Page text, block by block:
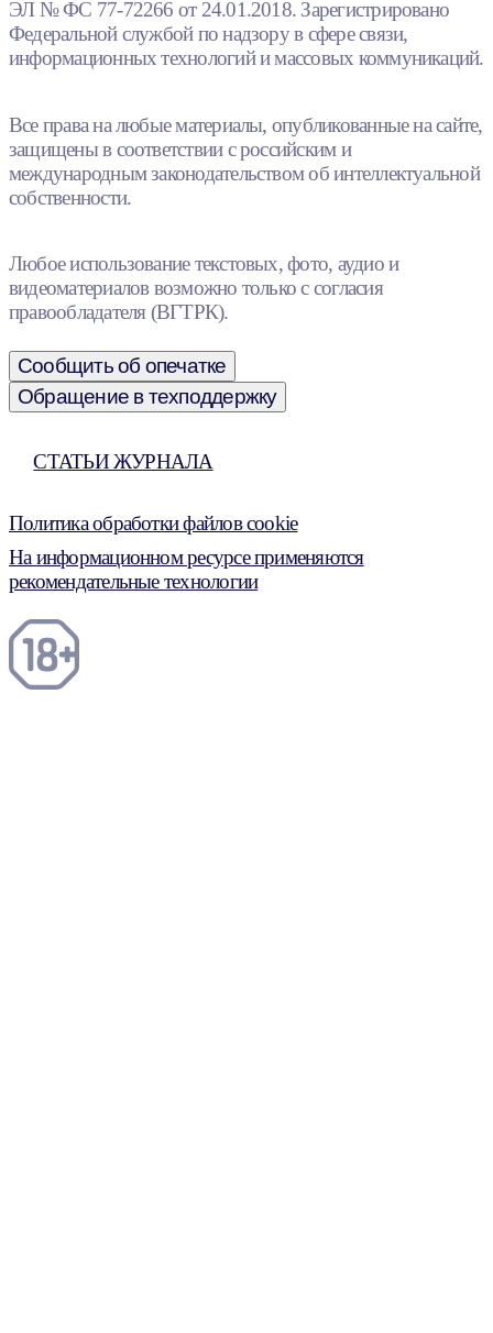
ЭЛ № ФС 77-72266 от 24.01.2018. Зарегистрировано
Федеральной службой по надзору в сфере связи,
информационных технологий и массовых коммуникаций.
Все права на любые материалы, опубликованные на сайте,
защищены в соответствии с российским и
международным законодательством об интеллектуальной
собственности.
Любое использование текстовых, фото, аудио и
видеоматериалов возможно только с согласия
правообладателя (ВГТРК).
Сообщить об опечатке
Обращение в техподдержку
СТАТЬИ ЖУРНАЛА
Политика обработки файлов cookie
На информационном ресурсе применяются
рекомендательные технологии